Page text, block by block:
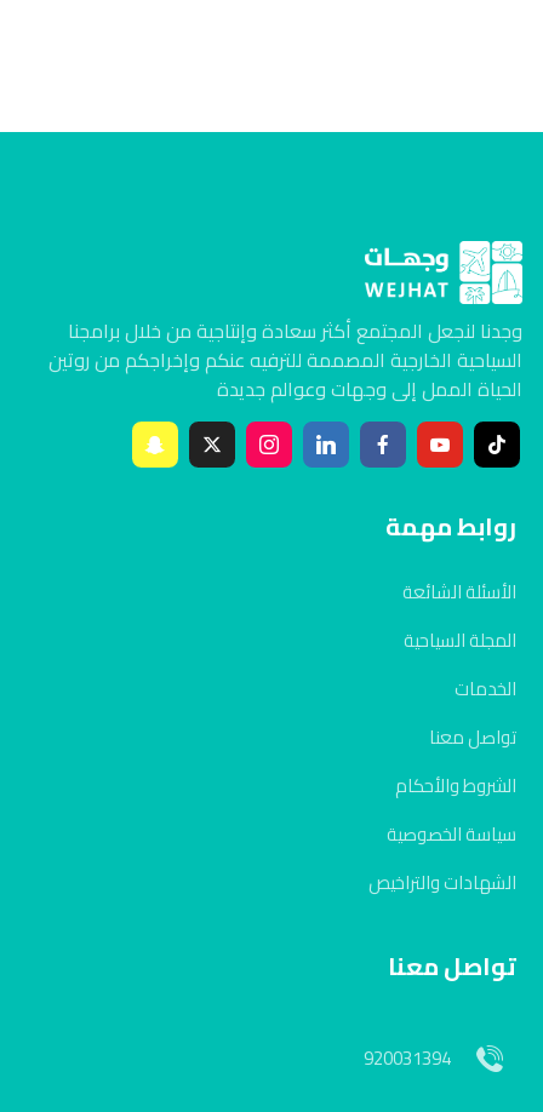
وجدنا لنجعل المجتمع أكثر سعادة وإنتاجية من خلال برامجنا
السياحية الخارجية المصممة للترفيه عنكم وإخراجكم من روتين
الحياة الممل إلى وجهات وعوالم جديدة
روابط مهمة
الأسئلة الشائعة
المجلة السياحية
الخدمات
تواصل معنا
الشروط والأحكام
سياسة الخصوصية
الشهادات والتراخيص
تواصل معنا
920031394